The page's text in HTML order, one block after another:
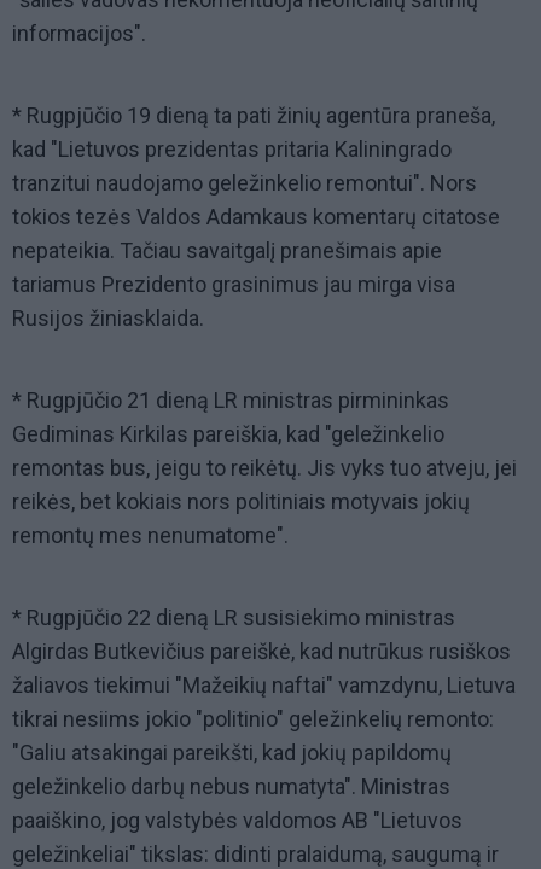
informacijos".
* Rugpjūčio 19 dieną ta pati žinių agentūra praneša,
kad "Lietuvos prezidentas pritaria Kaliningrado
tranzitui naudojamo geležinkelio remontui". Nors
tokios tezės Valdos Adamkaus komentarų citatose
nepateikia. Tačiau savaitgalį pranešimais apie
tariamus Prezidento grasinimus jau mirga visa
Rusijos žiniasklaida.
* Rugpjūčio 21 dieną LR ministras pirmininkas
Gediminas Kirkilas pareiškia, kad "geležinkelio
remontas bus, jeigu to reikėtų. Jis vyks tuo atveju, jei
reikės, bet kokiais nors politiniais motyvais jokių
remontų mes nenumatome".
* Rugpjūčio 22 dieną LR susisiekimo ministras
Algirdas Butkevičius pareiškė, kad nutrūkus rusiškos
žaliavos tiekimui "Mažeikių naftai" vamzdynu, Lietuva
tikrai nesiims jokio "politinio" geležinkelių remonto:
"Galiu atsakingai pareikšti, kad jokių papildomų
geležinkelio darbų nebus numatyta". Ministras
paaiškino, jog valstybės valdomos AB "Lietuvos
geležinkeliai" tikslas: didinti pralaidumą, saugumą ir